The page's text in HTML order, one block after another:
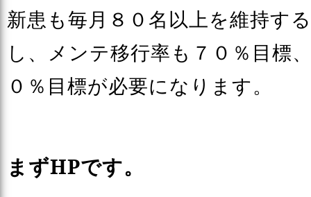
新患も毎月８０名以上を維持す
し、メンテ移行率も７０％目標
０％目標が必要になります。
まずHPです。